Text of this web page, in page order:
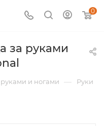
0
за руками
руками и ногами — Руки